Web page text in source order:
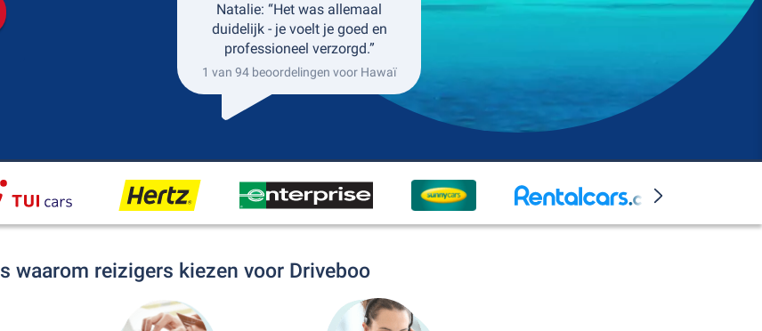
Natalie: “Het was allemaal
duidelijk - je voelt je goed en
professioneel verzorgd.”
1 van 94 beoordelingen voor Hawaï
waarom reizigers kiezen voor Driveboo